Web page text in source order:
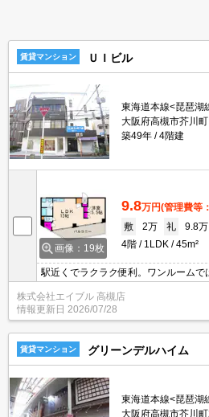
賃貸マンション ＵＩビル
東海道本線<琵琶湖
大阪府高槻市芥川町
築49年
4階建
画像：19枚
9.8万円(管理費等
敷
2万 礼
9.8万
4階
1LDK 45m²
駅近くでラクラク便利。ワンルームで
てくださいね。
株式会社エイブル 高槻店
情報更新日 2026/07/28
賃貸マンション グリーンデルハイム
東海道本線<琵琶湖
大阪府高槻市芥川町